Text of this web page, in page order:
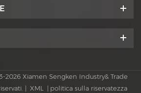
2026 Xiamen Sengken Industry& Trade
| XML | politica sulla riservatezza